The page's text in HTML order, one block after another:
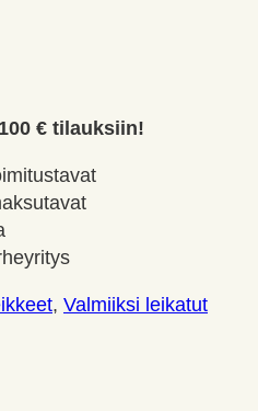
€ tilauksiin!
, Valmiiksi leikatut